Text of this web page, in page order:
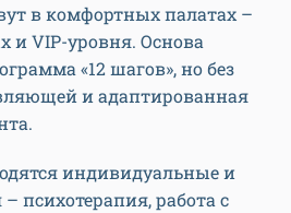
в комфортных палатах –
и VIP-уровня. Основа
«12 шагов», но без
и адаптированная
индивидуальные и
психотерапия, работа с